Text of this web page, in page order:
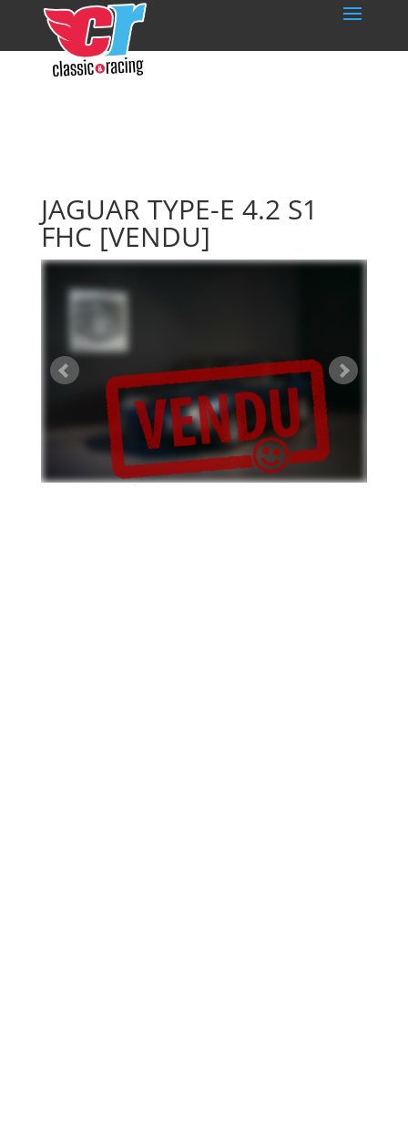
JAGUAR TYPE-E 4.2 S1
FHC [VENDU]